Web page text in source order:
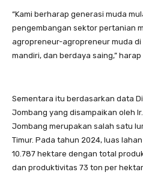
“Kami berharap generasi muda
pengembangan sektor pertanian
agropreneur-agropreneur muda
mandiri, dan berdaya saing,”
Sementara itu berdasarkan data
Jombang yang disampaikan oleh Ir.
Jombang merupakan salah satu
Timur. Pada tahun 2024, luas
10.787 hektare dengan total
dan produktivitas 73 ton per